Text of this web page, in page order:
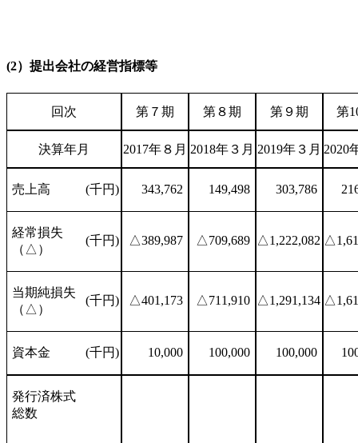
(2）提出会社の経営指標等
回次 第７期 第８期 第９期 第
決算年月 2017年８月 2018年３月 2019年３月 2020
売上高 (千円) 343,762 149,498 303,786
経常損失
（△）
(千円) △389,987 △709,689 △1,222,082
当期純損失
（△）
(千円) △401,173 △711,910 △1,291,134
資本金 (千円) 10,000 100,000 100,000
発行済株式
総数